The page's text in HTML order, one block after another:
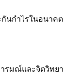
กันกำไรในอนาคต
ารมณ์และจิตวิท